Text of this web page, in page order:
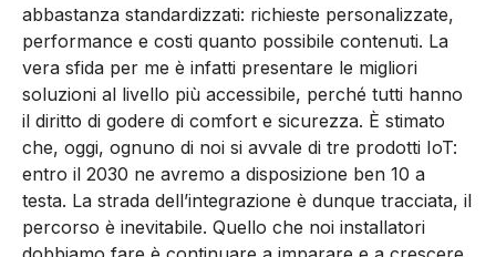
abbastanza standardizzati: richieste personalizzate,
performance e costi quanto possibile contenuti. La
vera sfida per me è infatti presentare le migliori
soluzioni al livello più accessibile, perché tutti hanno
il diritto di godere di comfort e sicurezza. È stimato
che, oggi, ognuno di noi si avvale di tre prodotti IoT:
entro il 2030 ne avremo a disposizione ben 10 a
testa. La strada dell’integrazione è dunque tracciata, il
percorso è inevitabile. Quello che noi installatori